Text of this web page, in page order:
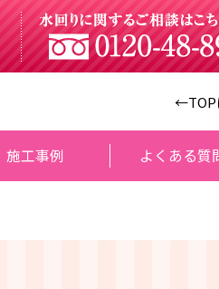
←TOP
施工事例 よくある質